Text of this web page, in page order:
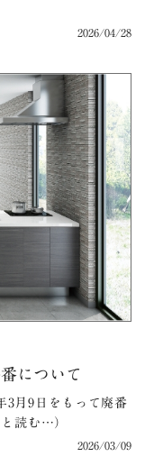
2026/04/28
について
3月9日をもって廃番
読む…）
2026/03/09